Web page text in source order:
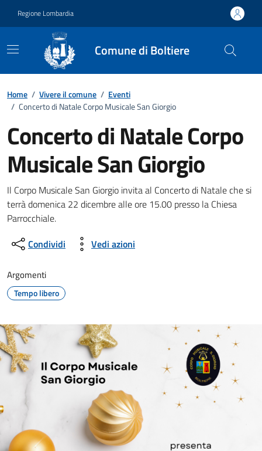
Regione Lombardia
Comune di Boltiere
Home / Vivere il comune / Eventi
/ Concerto di Natale Corpo Musicale San Giorgio
Concerto di Natale Corpo
Musicale San Giorgio
Dettagli della notizia
Il Corpo Musicale San Giorgio invita al Concerto di Natale che si
terrà domenica 22 dicembre alle ore 15.00 presso la Chiesa
Parrocchiale.
Condividi
Vedi azioni
Argomenti
Tempo libero